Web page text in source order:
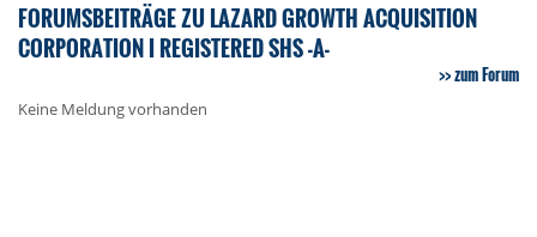
FORUMSBEITRÄGE ZU LAZARD GROWTH ACQUISITION
CORPORATION I REGISTERED SHS -A-
zum Forum
Keine Meldung vorhanden